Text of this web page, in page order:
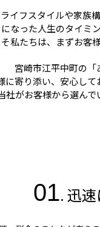
ライフスタイルや家族
なった人生のタイミ
私たちは、まずお客
宮崎市江平中町の「
寄り添い、安心し
社がお客様から選んで
01. 迅